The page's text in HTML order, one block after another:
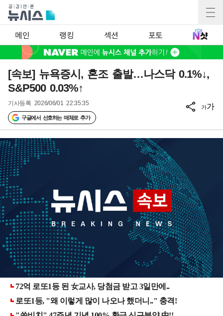
메인 랭킹 섹션 포토
[속보] 뉴욕증시, 혼조 출발…나스닥 0.1%↓,
S&P500 0.03%↑
기사등록 2026/06/01 22:35:35
구글에서 선호하는 매체로 추가
가가